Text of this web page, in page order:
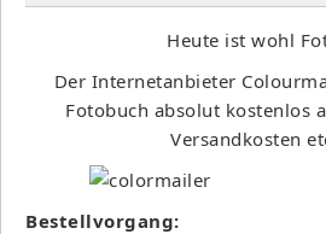
Heute ist wohl
Der Internetanbieter
Fotobuch absolut kostenlos
Versandkosten
Bestellvorgang: